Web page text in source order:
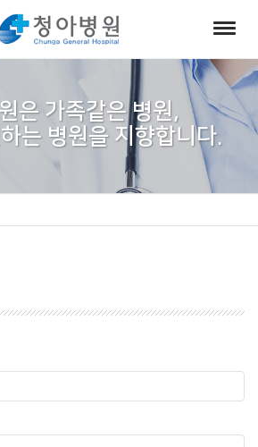
은 가족같은 병원,